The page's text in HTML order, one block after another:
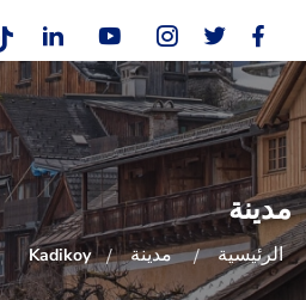
مدينة
الرئيسية مدينة Kadikoy